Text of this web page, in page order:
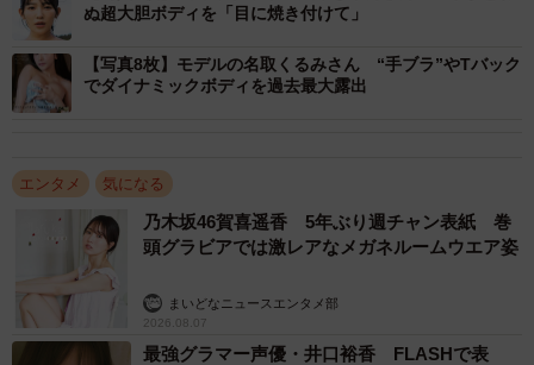
ぬ超大胆ボディを「目に焼き付けて」
【写真8枚】モデルの名取くるみさん “手ブラ”やTバック
でダイナミックボディを過去最大露出
エンタメ 気になる
乃木坂46賀喜遥香 5年ぶり週チャン表紙 巻
頭グラビアでは激レアなメガネルームウエア姿
まいどなニュースエンタメ部
2026.08.07
最強グラマー声優・井口裕香 FLASHで表